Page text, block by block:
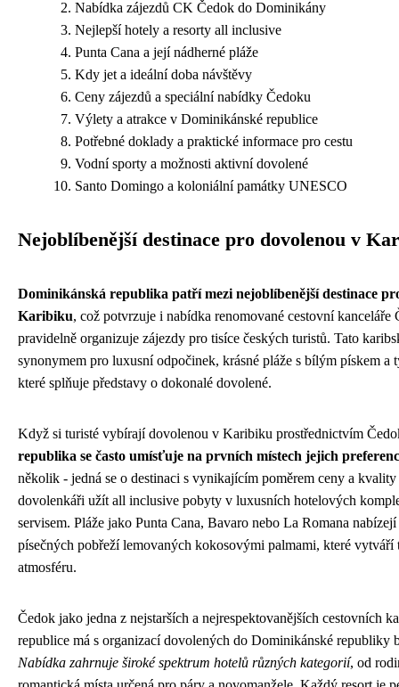
Nabídka zájezdů CK Čedok do Dominikány
Nejlepší hotely a resorty all inclusive
Punta Cana a její nádherné pláže
Kdy jet a ideální doba návštěvy
Ceny zájezdů a speciální nabídky Čedoku
Výlety a atrakce v Dominikánské republice
Potřebné doklady a praktické informace pro cestu
Vodní sporty a možnosti aktivní dovolené
Santo Domingo a koloniální památky UNESCO
Nejoblíbenější destinace pro dovolenou v
Dominikánská republika patří mezi nejoblíbenější destinace
Karibiku, což potvrzuje i nabídka renomované cestovní kanceláře
pravidelně organizuje zájezdy pro tisíce českých turistů. Tato
synonymem pro luxusní odpočinek, krásné pláže s bílým pískem a
které splňuje představy o dokonalé dovolené.
Když si turisté vybírají dovolenou v Karibiku prostřednictvím
republika se často umísťuje na prvních místech jejich
několik - jedná se o destinaci s vynikajícím poměrem ceny a
dovolenkáři užít all inclusive pobyty v luxusních hotelových
servisem. Pláže jako Punta Cana, Bavaro nebo La Romana
písečných pobřeží lemovaných kokosovými palmami, které vytváří
atmosféru.
Čedok jako jedna z nejstarších a nejrespektovanějších cestovních
republice má s organizací dovolených do Dominikánské republiky
Nabídka zahrnuje široké spektrum hotelů různých kategorií, od